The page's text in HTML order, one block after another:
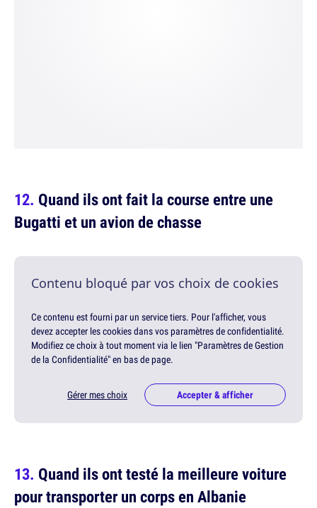
Quand ils ont fait la course entre une
Bugatti et un avion de chasse
Contenu bloqué par vos choix de cookies
Ce contenu est fourni par un service tiers. Pour l'afficher, vous
devez accepter les cookies dans vos paramètres de confidentialité.
Modifiez ce choix à tout moment via le lien "Paramètres de Gestion
de la Confidentialité" en bas de page.
Gérer mes choix Accepter & afficher
Quand ils ont testé la meilleure voiture
pour transporter un corps en Albanie